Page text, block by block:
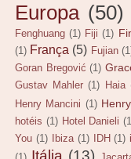
Europa (50)
Fenghuang (1) Fiji (1)
(1) França (5) Fujian
Goran Bregović (1)
Gustav Mahler (1) Haia
Henry Mancini (1)
hotéis (1) Hotel Danieli
You (1) Ibiza (1) IDH (1)